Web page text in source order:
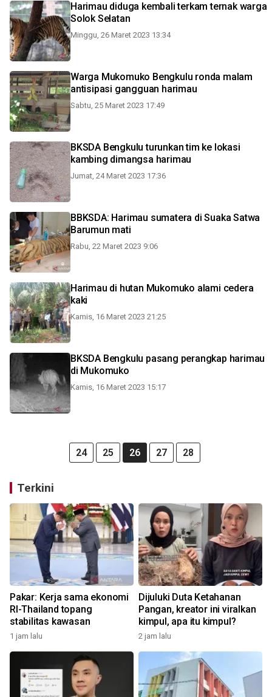
Harimau diduga kembali terkam ternak warga
Solok Selatan
Minggu, 26 Maret 2023 13:34
Warga Mukomuko Bengkulu ronda malam
antisipasi gangguan harimau
Sabtu, 25 Maret 2023 17:49
BKSDA Bengkulu turunkan tim ke lokasi
kambing dimangsa harimau
Jumat, 24 Maret 2023 17:36
BBKSDA: Harimau sumatera di Suaka Satwa
Barumun mati
Rabu, 22 Maret 2023 9:06
Harimau di hutan Mukomuko alami cedera
kaki
Kamis, 16 Maret 2023 21:25
BKSDA Bengkulu pasang perangkap harimau
di Mukomuko
Kamis, 16 Maret 2023 15:17
24 25 26 27 28
Terkini
Pakar: Kerja sama ekonomi
RI-Thailand topang
stabilitas kawasan
1 jam lalu
Dijuluki Duta Ketahanan
Pangan, kreator ini viralkan
kimpul, apa itu kimpul?
2 jam lalu